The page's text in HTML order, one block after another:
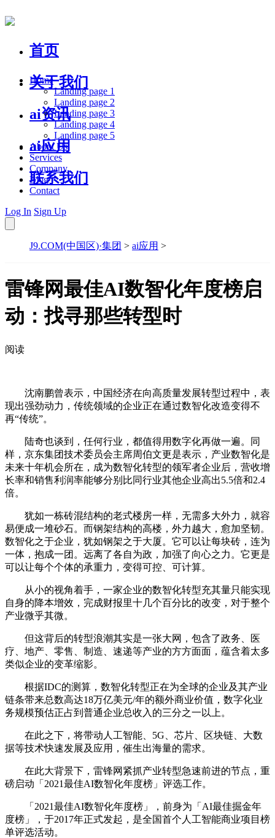
首页
关于我们
ai资讯
ai应用
联系我们
Home
Landing page 1
Landing page 2
Landing page 3
Landing page 4
Landing page 5
About Us
Services
Company
Blog
Contact
Log In Sign Up
J9.COM(中国区)·集团 > ai应用 >
雷锋网最佳AI数智化年度榜启
动：找寻那些转型时
阅读
沈南鹏曾表示，中国经济在向高质量发展转型过程中，表
现出强劲动力，传统领域的企业正在通过数智化改造变得不
再“传统”。
陆奇也谈到，任何行业，都值得用数字化再做一遍。同
样，京东集团技术委员会主席周伯文更是表示，产业数智化是
未来十年机会所在，成为数智化转型的领军者企业后，营收增
长率和销售利润率能够分别比同行业其他企业高出5.5倍和2.4
倍。
犹如一栋砖混结构的老式楼房一样，无需多大外力，就容
易便成一堆砂石。而钢架结构的高楼，外力越大，愈加坚韧。
数智化之于企业，犹如钢架之于大厦。它可以让每块砖，连为
一体，抱成一团。远离了各自为政，加强了向心之力。它更是
可以让每个个体的承重力，变得可控、可计算。
从小的视角着手，一家企业的数智化转型充其量只能实现
自身的降本增效，完成财报里十几个百分比的改变，对于整个
产业微乎其微。
但这背后的转型浪潮其实是一张大网，包含了政务、医
疗、地产、零售、制造、速递等产业的方方面面，蕴含着太多
类似企业的变革缩影。
根据IDC的测算，数智化转型正在为全球的企业及其产业
链条带来总数高达18万亿美元/年的额外商业价值，数字化业
务规模预估正占到普通企业总收入的三分之一以上。
在此之下，将带动人工智能、5G、芯片、区块链、大数
据等技术快速发展及应用，催生出海量的需求。
在此大背景下，雷锋网紧抓产业转型急速前进的节点，重
磅启动「2021最佳AI数智化年度榜」评选工作。
「2021最佳AI数智化年度榜」，前身为「AI最佳掘金年
度榜」，于2017年正式发起，是全国首个人工智能商业项目榜
单评选活动。